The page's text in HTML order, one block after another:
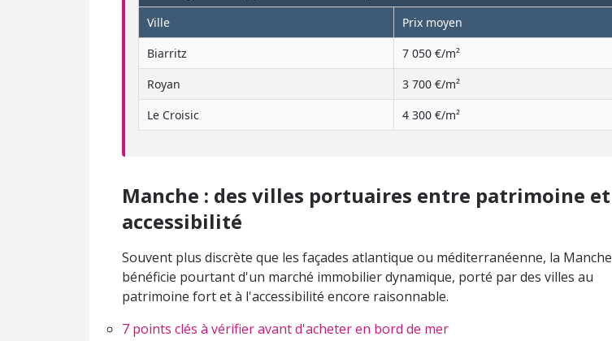
Ville
Prix moyen
Biarritz
7 050 €/m²
Royan
3 700 €/m²
Le Croisic
4 300 €/m²
Manche : des villes portuaires entre patrimoine et
accessibilité
Souvent plus discrète que les façades atlantique ou méditerranéenne, la Manche
bénéficie pourtant d'un marché immobilier dynamique, porté par des villes au
patrimoine fort et à l'accessibilité encore raisonnable.
7 points clés à vérifier avant d'acheter en bord de mer